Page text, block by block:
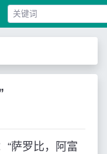
“萨罗比，阿富